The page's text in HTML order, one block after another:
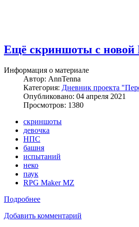
Ещё скриншоты с новой
Информация о материале
Автор: AnnTenna
Категория: Дневник проекта
Опубликовано: 04 апреля 2021
Просмотров: 1380
скриншоты
девочка
НПС
башня
испытаний
неко
паук
RPG Maker MZ
Подробнее
Добавить комментарий